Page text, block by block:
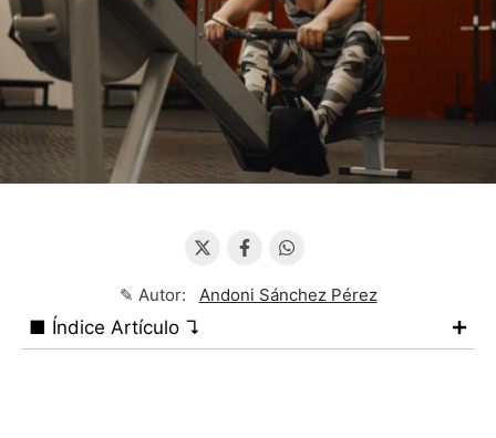
✎ Autor: Andoni Sánchez Pérez
■ Índice Artículo ↴